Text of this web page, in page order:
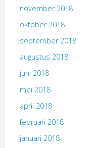
november 2018
oktober 2018
september 2018
augustus 2018
juni 2018
mei 2018
april 2018
februari 2018
januari 2018